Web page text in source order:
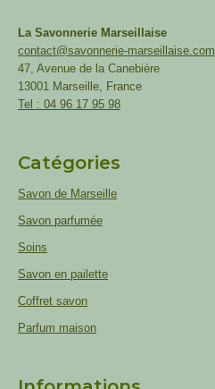
La Savonnerie Marseillaise
contact@savonnerie-marseillaise.com
47, Avenue de la Canebière
13001 Marseille, France
Tel : 04 96 17 95 98
Catégories
Savon de Marseille
Savon parfumée
Soins
Savon en pailette
Coffret savon
Parfum maison